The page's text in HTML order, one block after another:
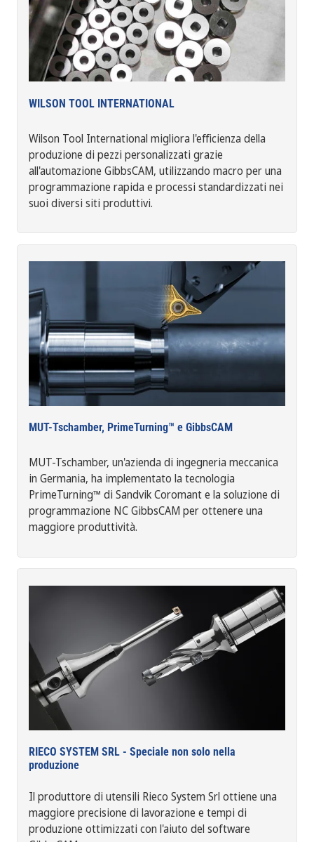
WILSON TOOL INTERNATIONAL
Wilson Tool International migliora l'efficienza della
produzione di pezzi personalizzati grazie
all'automazione GibbsCAM, utilizzando macro per una
programmazione rapida e processi standardizzati nei
suoi diversi siti produttivi.
MUT-Tschamber, PrimeTurning™ e GibbsCAM
MUT-Tschamber, un'azienda di ingegneria meccanica
in Germania, ha implementato la tecnologia
PrimeTurning™ di Sandvik Coromant e la soluzione di
programmazione NC GibbsCAM per ottenere una
maggiore produttività.
RIECO SYSTEM SRL - Speciale non solo nella
produzione
Il produttore di utensili Rieco System Srl ottiene una
maggiore precisione di lavorazione e tempi di
produzione ottimizzati con l'aiuto del software